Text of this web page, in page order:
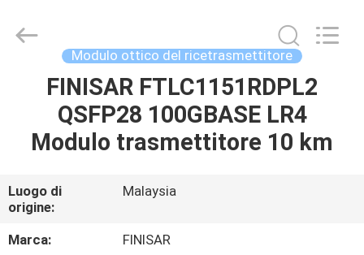
CASA
PRODOTTI
CIRCA
NOI
Blueto
Electronics&Communication
Modulo ottico del ricetrasmettitore
FINISAR FTLC1151RDPL2
QSFP28 100GBASE LR4
Modulo trasmettitore 10 km
Luogo di
origine:
Malaysia
Marca:
FINISAR